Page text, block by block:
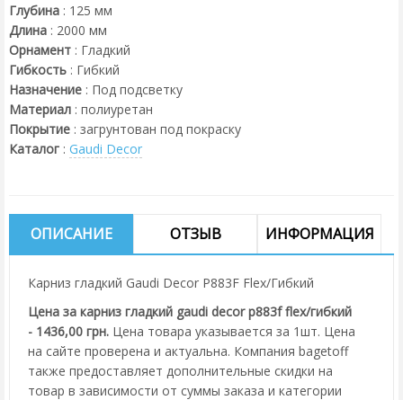
Глубина : 125 мм
Длина : 2000 мм
Орнамент : Гладкий
Гибкость : Гибкий
Назначение : Под подсветку
Материал : полиуретан
Покрытие : загрунтован под покраску
Каталог : Gaudi Decor
ОПИСАНИЕ ОТЗЫВ ИНФОРМАЦИЯ
Карниз гладкий Gaudi Decor P883F Flex/Гибкий
Цена за карниз гладкий gaudi decor p883f flex/гибкий
- 1436,00 грн. Цена товара указывается за 1шт. Цена
на сайте проверена и актуальна. Компания bagetoff
также предоставляет дополнительные скидки на
товар в зависимости от суммы заказа и категории